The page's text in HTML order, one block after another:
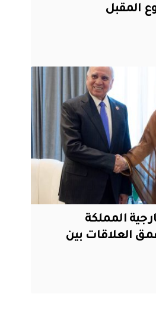
المقبل
المملكة
العلاقات بين